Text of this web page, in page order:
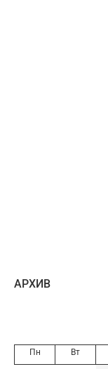
AРХИВ
Пн Вт